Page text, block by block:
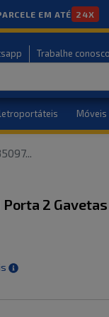
EM ATÉ 24X
Trabalhe conosco
Móveis
...
Porta 2